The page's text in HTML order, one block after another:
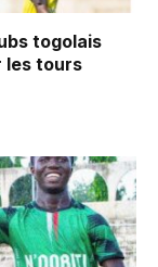
togolais
les tours